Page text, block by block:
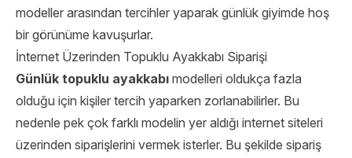
modeller arasından tercihler yaparak günlük giyimde hoş
bir görünüme kavuşurlar.
İnternet Üzerinden Topuklu Ayakkabı Siparişi
Günlük topuklu ayakkabı modelleri oldukça fazla
olduğu için kişiler tercih yaparken zorlanabilirler. Bu
nedenle pek çok farklı modelin yer aldığı internet siteleri
üzerinden siparişlerini vermek isterler. Bu şekilde sipariş